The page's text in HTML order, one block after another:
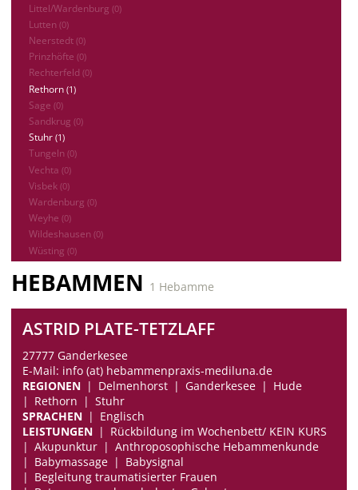
Littel/Wardenburg (0)
Lutten (0)
Neerstedt (0)
Prinzhöfte (0)
Rechterfeld (0)
Rethorn (1)
Sage (0)
Sandkrug (0)
Stuhr (1)
Tungeln (0)
Vechta (0)
Visbek (0)
Wardenburg (0)
Weyhe (0)
Wildeshausen (0)
Wüsting (0)
HEBAMMEN 1 Hebamme
ASTRID PLATE-TETZLAFF
27777 Ganderkesee
E-Mail: info (at) hebammenpraxis-mediluna.de
REGIONEN
Delmenhorst Ganderkesee
Hude
Rethorn
Stuhr
SPRACHEN
Englisch
LEISTUNGEN
Rückbildung im Wochenbett/ KEIN KURS
Akupunktur
Anthroposophische Hebammenkunde
Babymassage
Babysignal
Begleitung traumatisierter Frauen